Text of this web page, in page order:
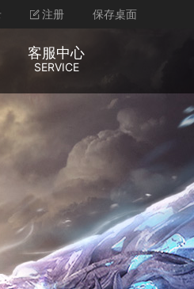
注册 保存桌面
客服中心
SERVICE